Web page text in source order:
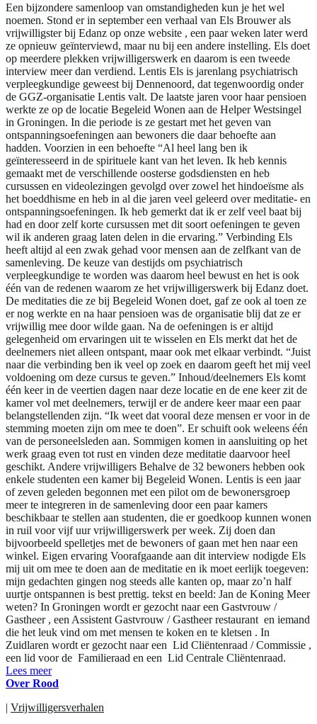
Een bijzondere samenloop van omstandigheden kun je het wel
noemen. Stond er in september een verhaal van Els Brouwer als
vrijwilligster bij Edanz op onze website , een paar weken later werd
ze opnieuw geïnterviewd, maar nu bij een andere instelling. Els doet
op meerdere plekken vrijwilligerswerk en daarom is een tweede
interview meer dan verdiend. Lentis Els is jarenlang psychiatrisch
verpleegkundige geweest bij Dennenoord, dat tegenwoordig onder
de GGZ-organisatie Lentis valt. De laatste jaren voor haar pensioen
werkte ze op de locatie Begeleid Wonen aan de Helper Westsingel
in Groningen. In die periode is ze gestart met het geven van
ontspanningsoefeningen aan bewoners die daar behoefte aan
hadden. Voorzien in een behoefte “Al heel lang ben ik
geïnteresseerd in de spirituele kant van het leven. Ik heb kennis
gemaakt met de verschillende oosterse godsdiensten en heb
cursussen en videolezingen gevolgd over zowel het hindoeïsme als
het boeddhisme en heb in al die jaren veel geleerd over meditatie- en
ontspanningsoefeningen. Ik heb gemerkt dat ik er zelf veel baat bij
had en door zelf korte cursussen met dit soort oefeningen te geven
wil ik anderen graag laten delen in die ervaring.” Verbinding Els
heeft altijd al een zwak gehad voor mensen aan de zelfkant van de
samenleving. De keuze van destijds om psychiatrisch
verpleegkundige te worden was daarom heel bewust en het is ook
één van de redenen waarom ze het vrijwilligerswerk bij Edanz doet.
De meditaties die ze bij Begeleid Wonen doet, gaf ze ook al toen ze
er nog werkte en na haar pensioen was de organisatie blij dat ze er
vrijwillig mee door wilde gaan. Na de oefeningen is er altijd
gelegenheid om ervaringen uit te wisselen en Els merkt dat het de
deelnemers niet alleen ontspant, maar ook met elkaar verbindt. “Juist
naar die verbinding ben ik veel op zoek en daarom geeft het mij veel
voldoening om deze cursus te geven.” Inhoud/deelnemers Els komt
één keer in de veertien dagen naar deze locatie en de ene keer zit de
kamer vol met deelnemers, terwijl er de andere keer maar een paar
belangstellenden zijn. “Ik weet dat vooral deze mensen er voor in de
stemming moeten zijn om mee te doen”. Er schuift ook weleens één
van de personeelsleden aan. Sommigen komen in aansluiting op het
werk graag even tot rust en vinden deze meditatie daarvoor heel
geschikt. Andere vrijwilligers Behalve de 32 bewoners hebben ook
enkele studenten een kamer bij Begeleid Wonen. Lentis is een jaar
of zeven geleden begonnen met een pilot om de bewonersgroep
meer te integreren in de samenleving door een paar kamers
beschikbaar te stellen aan studenten, die er goedkoop kunnen wonen
in ruil voor vijf uur vrijwilligerswerk per week. Zij doen dan
bijvoorbeeld spelletjes met de bewoners of gaan met hen naar een
winkel. Eigen ervaring Voorafgaande aan dit interview nodigde Els
mij uit om mee te doen aan de meditatie en ik moet eerlijk toegeven:
mijn gedachten gingen nog steeds alle kanten op, maar zo’n half
uurtje ontspannen is best prettig. tekst en beeld: Jan de Koning Meer
weten? In Groningen wordt er gezocht naar een Gastvrouw /
Gastheer , een Assistent Gastvrouw / Gastheer restaurant en iemand
die het leuk vind om met mensen te koken en te kletsen . In
Zuidlaren wordt er gezocht naar een Lid Cliëntenraad / Commissie ,
een lid voor de Familieraad en een Lid Centrale Cliëntenraad.
Lees meer
Over Rood
| Vrijwilligersverhalen